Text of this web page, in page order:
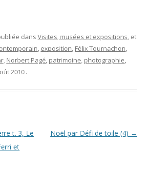
dans Visites, musées et expositions, et
, exposition, Félix Tournachon,
, Norbert Pagé, patrimoine, photographie,
2010 .
t. 3, Le
et
Noël par Défi de toile (4) →